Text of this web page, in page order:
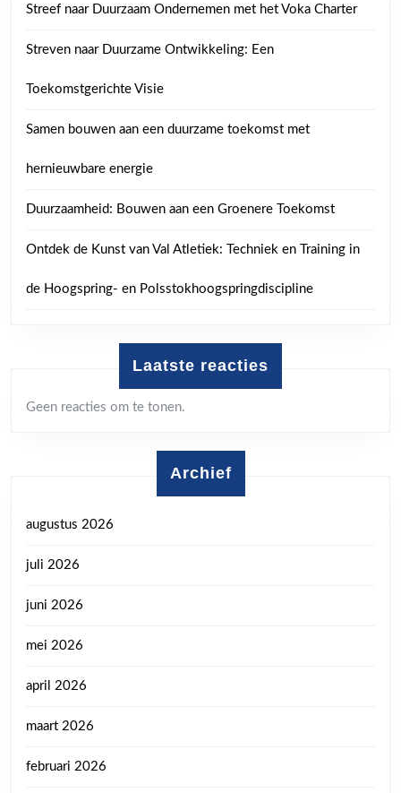
Streef naar Duurzaam Ondernemen met het Voka Charter
Streven naar Duurzame Ontwikkeling: Een
Toekomstgerichte Visie
Samen bouwen aan een duurzame toekomst met
hernieuwbare energie
Duurzaamheid: Bouwen aan een Groenere Toekomst
Ontdek de Kunst van Val Atletiek: Techniek en Training in
de Hoogspring- en Polsstokhoogspringdiscipline
Laatste reacties
Geen reacties om te tonen.
Archief
augustus 2026
juli 2026
juni 2026
mei 2026
april 2026
maart 2026
februari 2026